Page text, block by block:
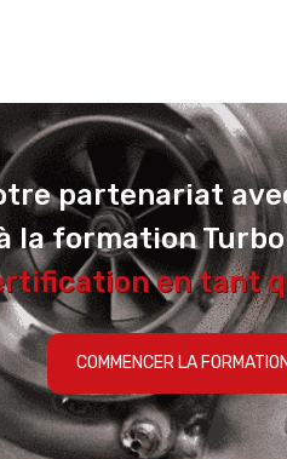
partenariat
la formation
en tant
COMMENCER LA